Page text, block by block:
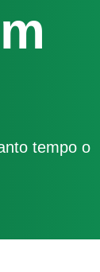
tempo o